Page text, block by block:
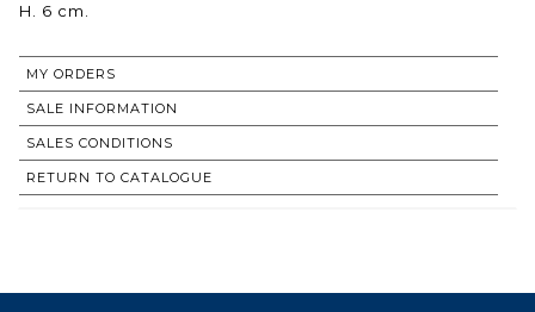
MY ORDERS
SALE INFORMATION
SALES CONDITIONS
RETURN TO CATALOGUE